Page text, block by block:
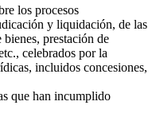
los procesos
y liquidación, de las
prestación de
celebrados por la
incluidos concesiones,
que han incumplido